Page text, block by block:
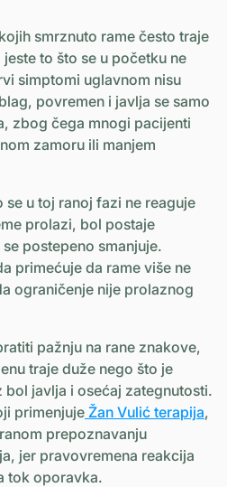
smrznuto rame često traje
to što se u početku ne
simptomi uglavnom nisu
povremen i javlja se samo
zbog čega mnogi pacijenti
zamoru ili manjem
se u toj ranoj fazi ne reaguje
prolazi, bol postaje
postepeno smanjuje.
primećuje da rame više ne
ograničenje nije prolaznog
pažnju na rane znakove,
traje duže nego što je
bol javlja i osećaj zategnutosti.
primenjuje Žan Vulić terapija,
prepoznavanju
jer pravovremena reakcija
tok oporavka.